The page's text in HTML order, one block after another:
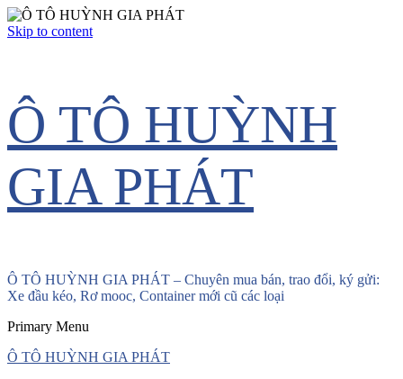
Skip to content
Ô TÔ HUỲNH
GIA PHÁT
Ô TÔ HUỲNH GIA PHÁT – Chuyên mua bán, trao đổi, ký gửi:
Xe đầu kéo, Rơ mooc, Container mới cũ các loại
Primary Menu
Ô TÔ HUỲNH GIA PHÁT